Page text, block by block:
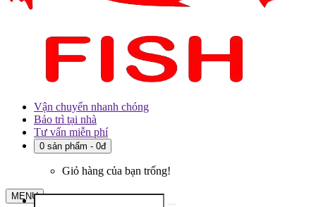
Vận chuyển nhanh chóng
Bảo trì tại nhà
Tư vấn miễn phí
0 sản phẩm - 0đ
Giỏ hàng của bạn trống!
MENU